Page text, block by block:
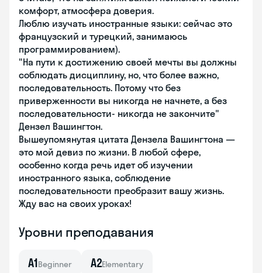
комфорт, атмосфера доверия.
Люблю изучать иностранные языки: сейчас это
французский и турецкий, занимаюсь
программированием).
"На пути к достижению своей мечты вы должны
соблюдать дисциплину, но, что более важно,
последовательность. Потому что без
приверженности вы никогда не начнете, а без
последовательности- никогда не закончите"
Дензел Вашингтон.
Вышеупомянутая цитата Дензела Вашингтона —
это мой девиз по жизни. В любой сфере,
особенно когда речь идет об изучении
иностранного языка, соблюдение
последовательности преобразит вашу жизнь.
Жду вас на своих уроках!
Уровни преподавания
A1Beginner A2Elementary